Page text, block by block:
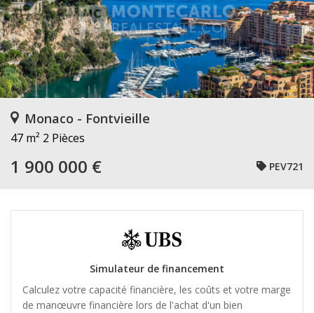
Monaco - Fontvieille
47 m² 2 Pièces
1 900 000 € PEV721
Simulateur de financement
Calculez votre capacité financière, les coûts et votre marge
de manœuvre financière lors de l'achat d'un bien